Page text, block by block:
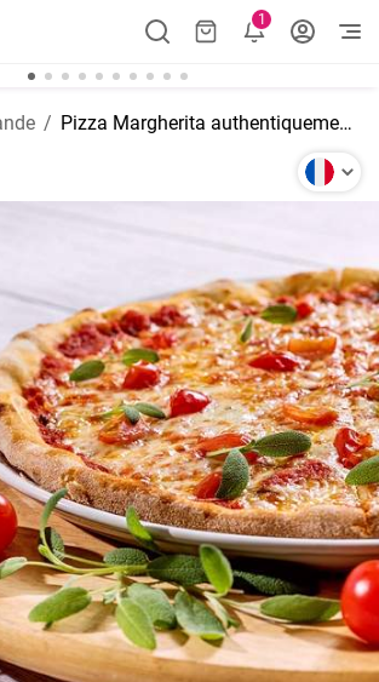
1
Pizza Margherita authentiquement italienne faite maison